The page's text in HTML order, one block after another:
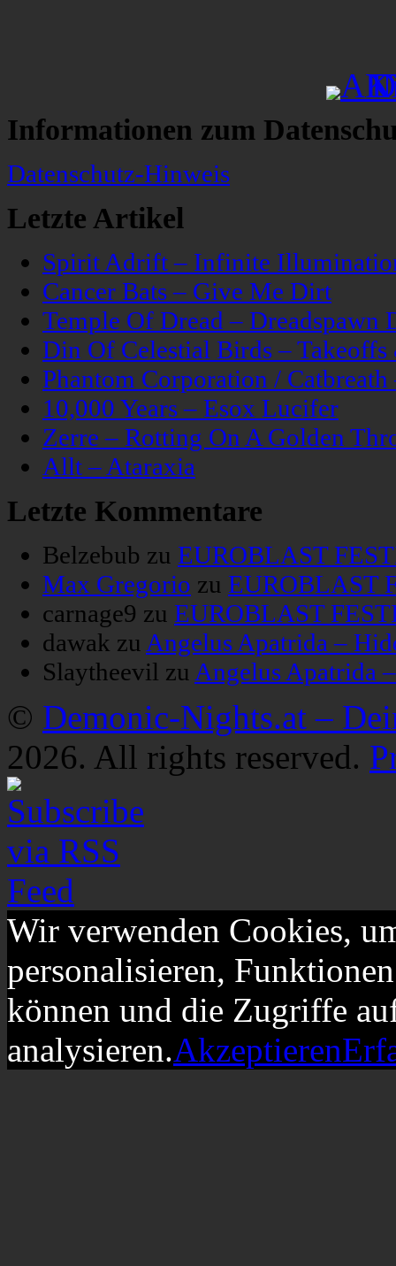
Informationen zum
Datenschutz-Hinweis
Letzte Artikel
Spirit Adrift – Infinite
Cancer Bats – Give Me Dirt
Temple Of Dread – Dreadspawn
Din Of Celestial Birds –
Phantom Corporation /
10,000 Years – Esox Lucifer
Zerre – Rotting On A Golden
Allt – Ataraxia
Letzte Kommentare
Belzebub zu EUROBLAST
Max Gregorio zu EUROBLAST
carnage9 zu EUROBLAST
dawak zu Angelus Apatrida –
Slaytheevil zu Angelus Apatrida
© Demonic-Nights.at –
2026. All rights reserved.
Wir verwenden Cookies,
personalisieren,
können und die Zugriffe
analysieren.Akzeptieren